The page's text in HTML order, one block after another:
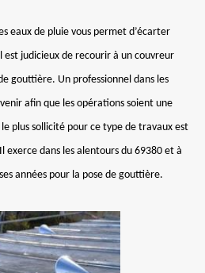
eaux de pluie vous permet d’écarter
judicieux de recourir à un couvreur
gouttière. Un professionnel dans les
afin que les opérations soient une
plus sollicité pour ce type de travaux est
exerce dans les alentours du 69380 et à
années pour la pose de gouttière.